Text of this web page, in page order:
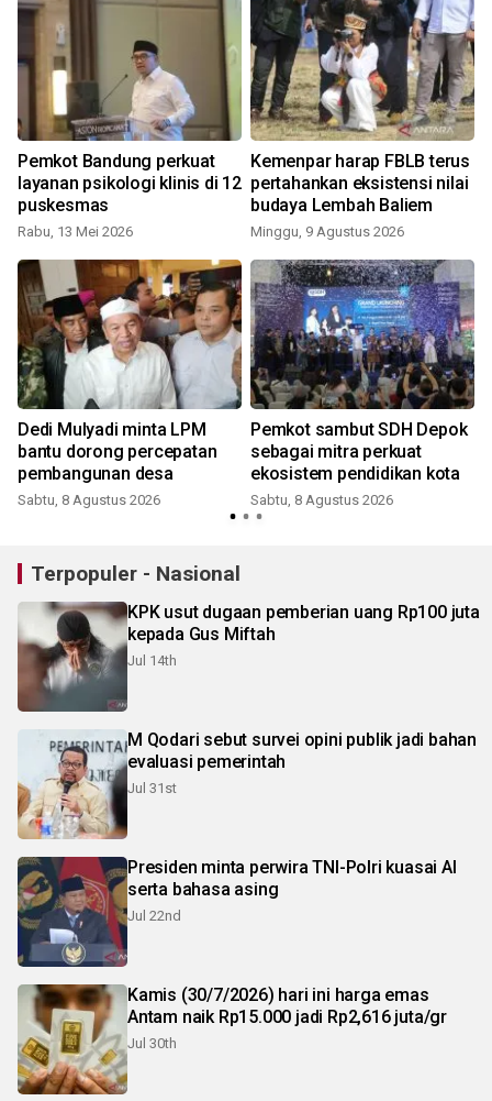
Pemkot Bandung perkuat
layanan psikologi klinis di 12
puskesmas
Rabu, 13 Mei 2026
Kemenpar harap FBLB terus
pertahankan eksistensi nilai
budaya Lembah Baliem
Minggu, 9 Agustus 2026
Dedi Mulyadi minta LPM
bantu dorong percepatan
pembangunan desa
Sabtu, 8 Agustus 2026
Pemkot sambut SDH Depok
sebagai mitra perkuat
ekosistem pendidikan kota
Sabtu, 8 Agustus 2026
Terpopuler - Nasional
KPK usut dugaan pemberian uang Rp100 juta
kepada Gus Miftah
Jul 14th
M Qodari sebut survei opini publik jadi bahan
evaluasi pemerintah
Jul 31st
Presiden minta perwira TNI-Polri kuasai AI
serta bahasa asing
Jul 22nd
Kamis (30/7/2026) hari ini harga emas
Antam naik Rp15.000 jadi Rp2,616 juta/gr
Jul 30th